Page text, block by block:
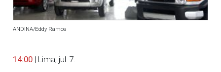
ANDINA/Eddy Ramos
14:00 | Lima, jul. 7.